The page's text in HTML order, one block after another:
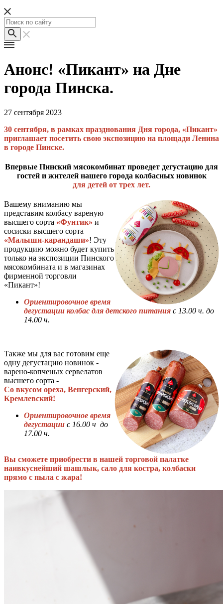
Анонс! «Пикант» на Дне
города Пинска.
27 сентября 2023
30 сентября, в рамках празднования Дня города, «Пикант»
приглашает посетить свою экспозицию на площади Ленина
в городе Пинске.
Впервые Пинский мясокомбинат проведет дегустацию для
гостей и жителей нашего города колбасных новинок
для детей от трех лет.
Вашему вниманию мы
представим колбасу вареную
высшего сорта «Фунтик» и
сосиски высшего сорта
«Малыши-карандаши»! Эту
продукцию можно будет купить
только на экспозиции Пинского
мясокомбината и в магазинах
фирменной торговли
«Пикант»!
Ориентировочное время
дегустации колбас для детского питания с 13.00 ч. до
14.00 ч.
Также мы для вас готовим еще
одну дегустацию новинок -
варено-копченых сервелатов
высшего сорта -
Со вкусом ореха, Венгерский,
Кремлевский!
Ориентировочное время
дегустации с 16.00 ч до
17.00 ч.
Вы сможете приобрести в нашей торговой палатке
наивкуснейший шашлык, сало для костра, колбаски
прямо с пыла с жара!